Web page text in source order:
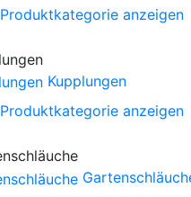
Produktkategorie anzeigen
Kupplungen
Produktkategorie anzeigen